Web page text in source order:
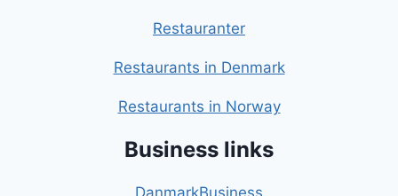
Restauranter
Restaurants in Denmark
Restaurants in Norway
Business links